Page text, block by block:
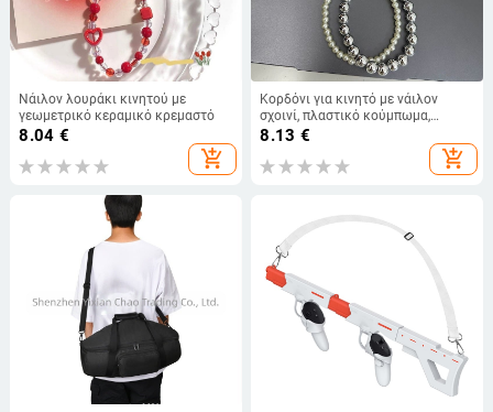
Νάιλον λουράκι κινητού με
γεωμετρικό κεραμικό κρεμαστό
8.04 €
add_shopping_cart
Κορδόνι για κινητό με νάιλον
σχοινί, πλαστικό κούμπωμα,
γεωμετρικό κεραμικό κρεμαστό,
ανεξάρτητα συσκευασμένο, μάρκα
Dazao
8.13 €
add_shopping_cart